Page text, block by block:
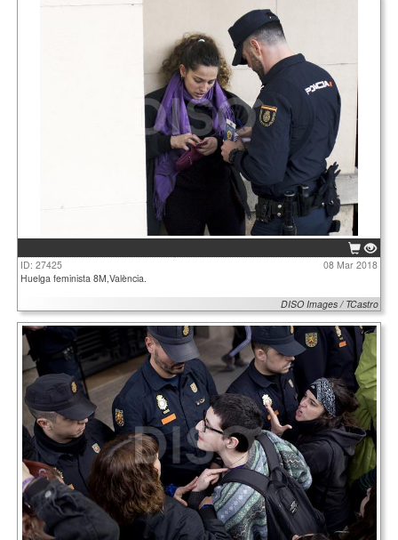
ID: 27425
08 Mar 2018
Huelga feminista 8M,València.
DISO Images / TCastro